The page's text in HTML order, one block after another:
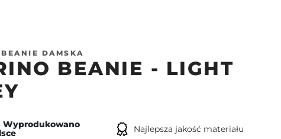
DAMSKA
BEANIE - LIGHT
Wyprodukowano
Najlepsza jakość materiału